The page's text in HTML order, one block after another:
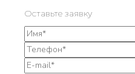
Оставьте заявку